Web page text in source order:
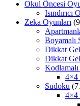
Okul Öncesi
Isındırıcı
Zeka Oyunları
Boyamalı
Dikkat
Dikkat
4×4
Sudoku
4×4